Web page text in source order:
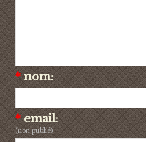
*nom:
*email:
(non publié)